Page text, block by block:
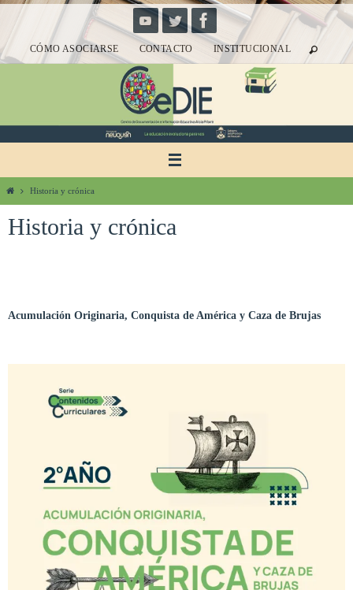
contenidoCÓMO ASOCIARSE CONTACTO INSTITUCIONAL
InicioHistoria y crónica
Historia y crónica
Acumulación Originaria, Conquista de América y Caza de Brujas